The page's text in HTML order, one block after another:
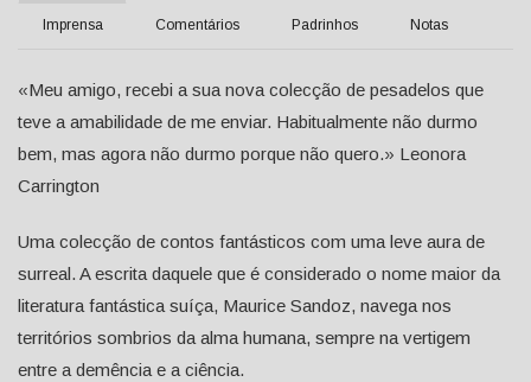
Imprensa Comentários Padrinhos Notas
«Meu amigo, recebi a sua nova colecção de pesadelos que
teve a amabilidade de me enviar. Habitualmente não durmo
bem, mas agora não durmo porque não quero.» Leonora
Carrington
Uma colecção de contos fantásticos com uma leve aura de
surreal. A escrita daquele que é considerado o nome maior da
literatura fantástica suíça, Maurice Sandoz, navega nos
territórios sombrios da alma humana, sempre na vertigem
entre a demência e a ciência.